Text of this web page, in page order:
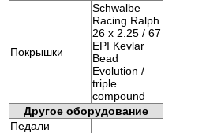
Покрышки
Schwalbe
Racing Ralph
26 x 2.25 / 67
EPI Kevlar
Bead
Evolution /
triple
compound
Другое оборудование
Педали